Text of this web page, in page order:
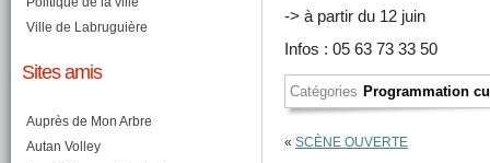
-> à partir du 12 juin
Infos : 05 63 73 33 50
Catégories Programmation
« SCÈNE OUVERTE
Ville de Labruguière
Sites amis
Auprès de Mon Arbre
Autan Volley